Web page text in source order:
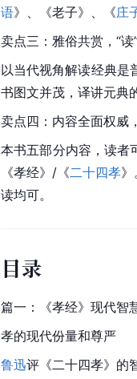
语》、《老子》、《庄
卖点三：雅俗共赏，“读
以当代视角解读经典是
书图文并茂，译讲元典
卖点四：内容全面权威
本书五部分内容，读者
《孝经》/《二十四孝
读均可。
目录
篇一：《孝经》现代智
孝的现代份量和尊严
鲁迅评《二十四孝》的